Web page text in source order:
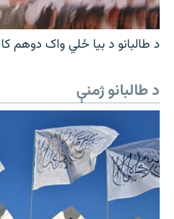
د طالبانو د بیا ځلي واک دوهم
د طالبانو ژمنې